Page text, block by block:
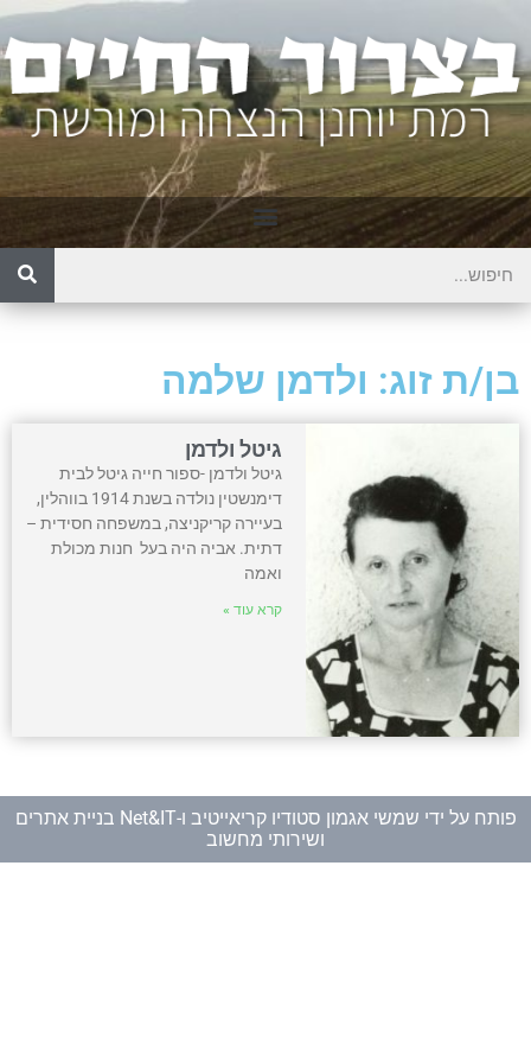
בן/ת זוג: ולדמן שלמה
גיטל ולדמן
גיטל ולדמן -ספור חייה גיטל לבית
דימנשטין נולדה בשנת 1914 בווהלין,
בעיירה קריקניצה, במשפחה חסידית –
דתית. אביה היה בעל חנות מכולת
ואמה
קרא עוד »
פותח על ידי שמשי אגמון סטודיו קריאייטיב ו-
Net&IT בניית אתרים
ושירותי מחשוב